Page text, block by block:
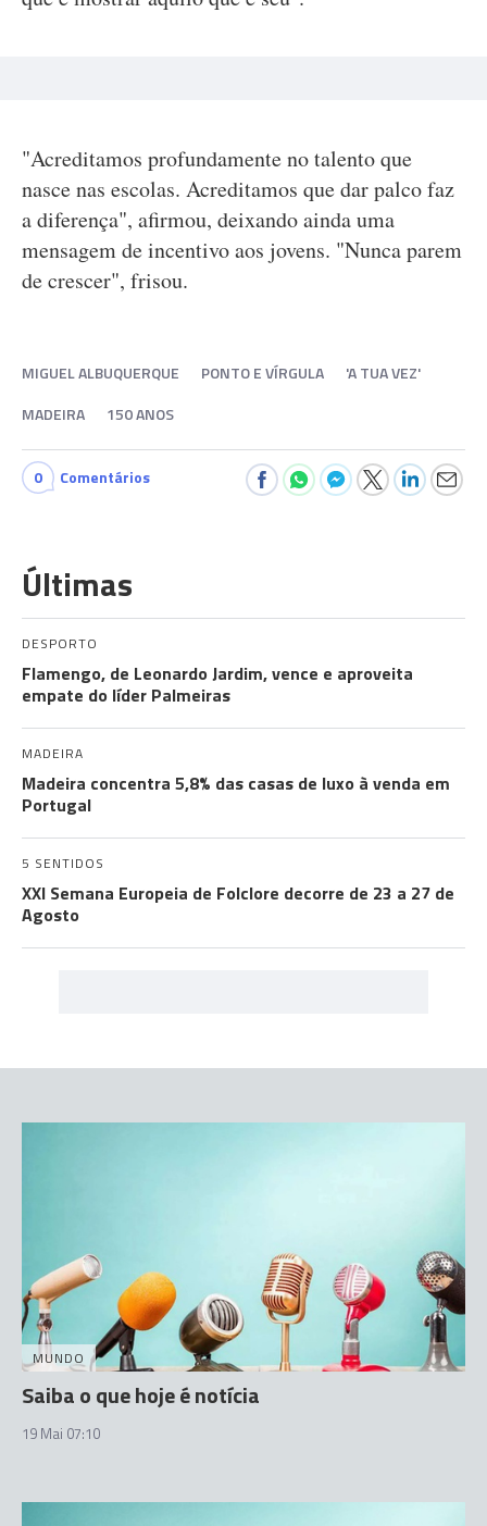
"Acreditamos profundamente no talento que
nasce nas escolas. Acreditamos que dar palco faz
a diferença", afirmou, deixando ainda uma
mensagem de incentivo aos jovens. "Nunca parem
de crescer", frisou.
MIGUEL ALBUQUERQUE PONTO E VÍRGULA
'A TUA VEZ'
MADEIRA
150 ANOS
0 Comentários
Últimas
DESPORTO
Flamengo, de Leonardo Jardim, vence e aproveita
empate do líder Palmeiras
MADEIRA
Madeira concentra 5,8% das casas de luxo à venda em
Portugal
5 SENTIDOS
XXI Semana Europeia de Folclore decorre de 23 a 27 de
Agosto
MUNDO
Saiba o que hoje é notícia
19 Mai 07:10